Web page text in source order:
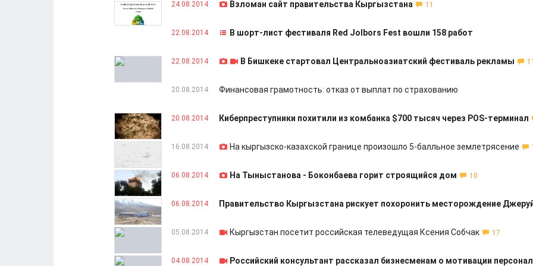
24.08.2014 Взломан сайт правительства Кыргызстана 11
22.08.2014 В шорт-лист фестиваля Red Jolbors Fest вошли 158 работ
22.08.2014 В Бишкеке стартовал Центральноазиатский фестиваль рекламы
20.08.2014 Финансовая грамотность: отказ от выплат по страхованию
20.08.2014 Киберпреступники похитили из комбанка $700 тысяч через POS-терминал
16.08.2014 На кыргызско-казахской границе произошло 5-балльное землетрясение
06.08.2014 На Тыныстанова - Боконбаева горит строящийся дом 10
06.08.2014 Правительство Кыргызстана рискует похоронить месторождение
05.08.2014 Кыргызстан посетит российская телеведущая Ксения Собчак 17
04.08.2014 Российский консультант рассказал бизнесменам о мотивации